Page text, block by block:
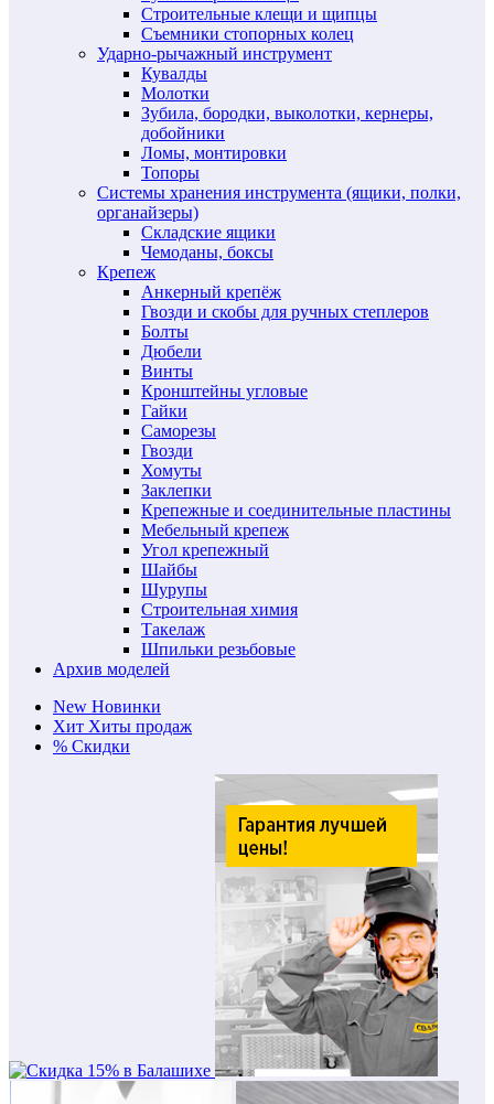
Строительные клещи и щипцы
Съемники стопорных колец
Ударно-рычажный инструмент
Кувалды
Молотки
Зубила, бородки, выколотки, кернеры,
добойники
Ломы, монтировки
Топоры
Системы хранения инструмента (ящики, полки,
органайзеры)
Складские ящики
Чемоданы, боксы
Крепеж
Анкерный крепёж
Гвозди и скобы для ручных степлеров
Болты
Дюбели
Винты
Кронштейны угловые
Гайки
Саморезы
Гвозди
Хомуты
Заклепки
Крепежные и соединительные пластины
Мебельный крепеж
Угол крепежный
Шайбы
Шурупы
Строительная химия
Такелаж
Шпильки резьбовые
Архив моделей
New Новинки
Хит Хиты продаж
% Скидки